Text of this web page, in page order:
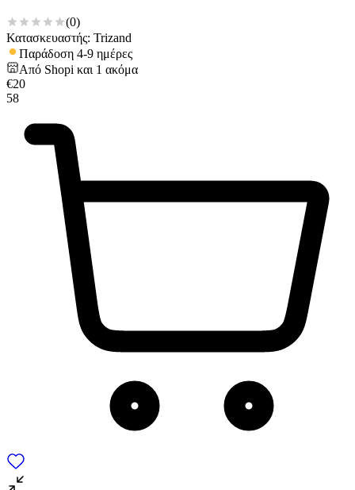
(0)
Κατασκευαστής: Trizand
Παράδοση 4-9 ημέρες
Από Shopi και 1 ακόμα
€20
58